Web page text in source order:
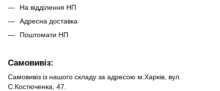
На відділення НП
Адресна доставка
Поштомати НП
Самовивіз:
Самовивіз із нашого складу за адресою м.Харків, вул.
С.Костюченка, 47.